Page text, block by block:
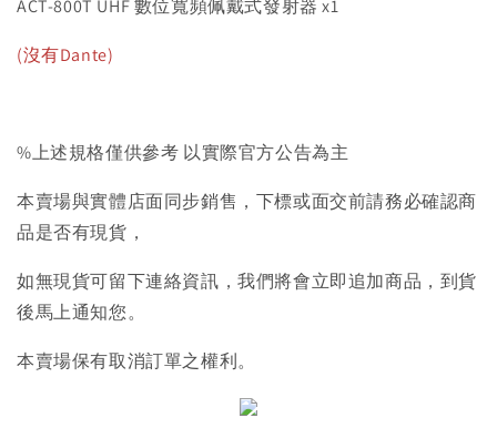
ACT-800T UHF 數位寬頻佩戴式發射器 x1
(沒有Dante)
%上述規格僅供參考 以實際官方公告為主
本賣場與實體店面同步銷售，下標或面交前請務必確認商
品是否有現貨，
如無現貨可留下連絡資訊，我們將會立即追加商品，到貨
後馬上通知您。
本賣場保有取消訂單之權利。